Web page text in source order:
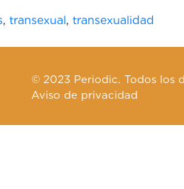
,transexual,transexualidad
© 2023 Periodic. Todos los
Aviso de privacidad